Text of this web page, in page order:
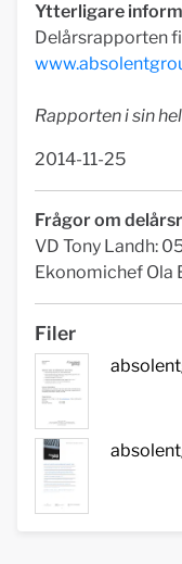
Ytterligare
Delårsrapporten
Rapporten i sin
2014-11-25
Frågor om
VD Tony Landh:
Ekonomichef Ola
Filer